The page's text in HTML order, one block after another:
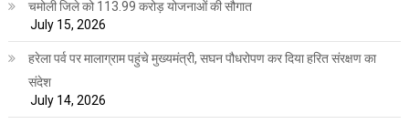
चमोली जिले को 113.99 करोड़ योजनाओं की सौगात
July 15, 2026
हरेला पर्व पर मालाग्राम पहुंचे मुख्यमंत्री, सघन पौधरोपण कर दिया हरित संरक्षण का
संदेश
July 14, 2026